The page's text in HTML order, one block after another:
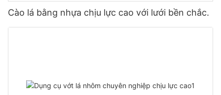
Cào lá bằng nhựa chịu lực cao với lưới bền chắc.